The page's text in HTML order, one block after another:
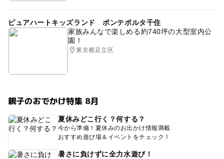
ピュアハートキッズランド ポンテポルタ千住
家族みんなで楽しめる約740坪の大型室内公
園！
東京都足立区
親子のおでかけ特集 8月
夏休みどこ行く？何する？
今から準備！夏休みのお出かけ情報満載
おすすめ遊び場＆イベントをチェック！
暑さに負けずに全力水遊び！